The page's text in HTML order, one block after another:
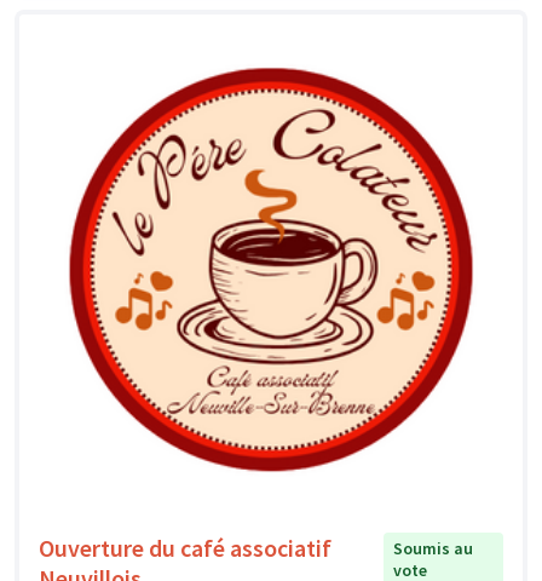
Ouverture du café associatif
Soumis au
vote